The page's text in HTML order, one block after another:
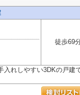
徒歩69
れしやすい3DKの戸建